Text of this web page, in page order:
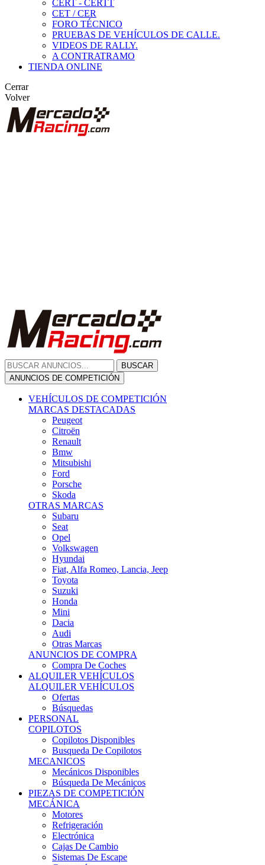
CERT - CERTT
CET / CER
FORO TÉCNICO
PRUEBAS DE VEHÍCULOS DE CALLE.
VIDEOS DE RALLY.
A CONTRATRAMO
TIENDA ONLINE
Cerrar
Volver
Porsche
Skoda
OTRAS MARCAS
Seat
Opel
Volkswagen
Hyundai
Fiat, Alfa Romeo, Lancia, Jeep
Toyota
Suzuki
Honda
Mini
Dacia
Audi
Otras Marcas
ANUNCIOS DE COMPRA
Compra De Coches
ALQUILER VEHÍCULOS
ALQUILER VEHÍCULOS
Ofertas
Búsquedas
PERSONAL
COPILOTOS
Copilotos Disponibles
Busqueda De Copilotos
MECANICOS
Mecánicos Disponibles
Búsqueda De Mecánicos
PIEZAS DE COMPETICIÓN
MECÁNICA
Motores
Refrigeración
Electrónica
Cajas De Cambio
Sistemas De Escape
Carrocería
Depositos
Suspensiones
Frenos
Iluminación
Llantas
NEUMÁTICOS DE ASFALTO
Asfalto 13 O Menos
Asfalto 14p
Asfalto 15p
Asfalto 16p
Asfalto 17p
Asfalto >= 18p
NEUMÁTICOS DE TIERRA
Tierra 13 O Menos